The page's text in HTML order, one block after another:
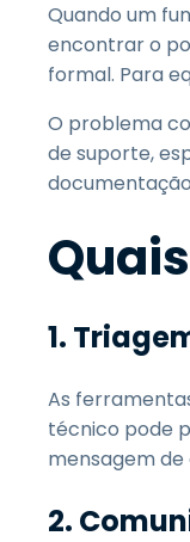
Quando um
encontrar o
formal. Para
O problema
de suporte,
1.
As
técnico pode
mensagem
2.